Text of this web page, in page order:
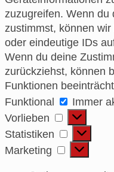
zuzugreifen. Wenn du
zustimmst, können
oder eindeutige IDs
Wenn du deine
zurückziehst, können
Funktionen
Funktional
Immer
Vorlieben
Vorlieben
Statistiken
Marketing
Marketing